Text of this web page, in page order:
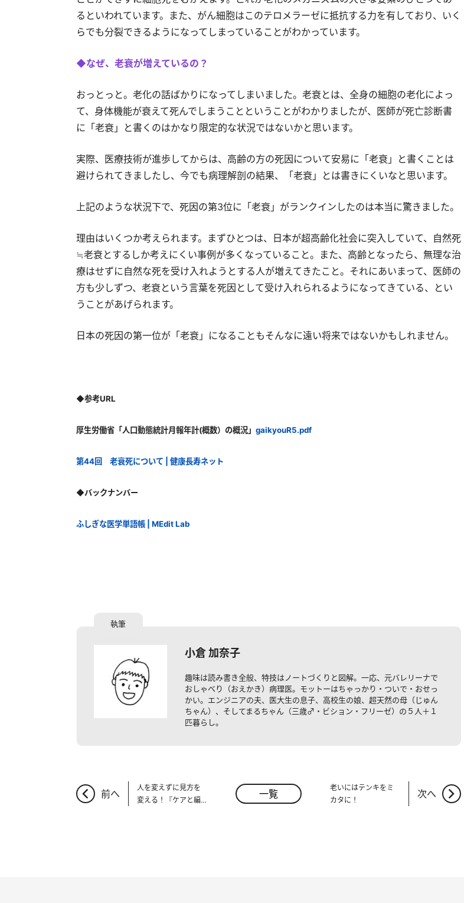
るといわれています。また、がん細胞はこのテロメラーゼに抵抗する力を有しており、いく
らでも分裂できるようになってしまっていることがわかっています。
◆なぜ、老衰が増えているの？
おっとっと。老化の話ばかりになってしまいました。老衰とは、全身の細胞の老化によっ
て、身体機能が衰えて死んでしまうことということがわかりましたが、医師が死亡診断書
に「老衰」と書くのはかなり限定的な状況ではないかと思います。
実際、医療技術が進歩してからは、高齢の方の死因について安易に「老衰」と書くことは
避けられてきましたし、今でも病理解剖の結果、「老衰」とは書きにくいなと思います。
上記のような状況下で、死因の第3位に「老衰」がランクインしたのは本当に驚きました。
理由はいくつか考えられます。まずひとつは、日本が超高齢化社会に突入していて、自然死
≒老衰とするしか考えにくい事例が多くなっていること。また、高齢となったら、無理な治
療はせずに自然な死を受け入れようとする人が増えてきたこと。それにあいまって、医師の
方も少しずつ、老衰という言葉を死因として受け入れられるようになってきている、とい
うことがあげられます。
日本の死因の第一位が「老衰」になることもそんなに遠い将来ではないかもしれません。
◆参考URL
厚生労働省「人口動態統計月報年計(概数）の概況」 gaikyouR5.pdf
第44回 老衰死について | 健康長寿ネット
◆バックナンバー
ふしぎな医学単語帳 | MEdit Lab
小倉 加奈子
趣味は読み書き全般、特技はノートづくりと図解。一応、元バレリーナで
おしゃべり（おえかき）病理医。モットーはちゃっかり・ついで・おせっ
かい。エンジニアの夫、医大生の息子、高校生の娘、超天然の母（じゅん
ちゃん）、そしてまるちゃん（三歳♂・ビション・フリーゼ）の５人＋１
匹暮らし。
前へ
人を変えずに見方を
変える！『ケアと編
一覧
老いにはテンキをミ
カタに！
次へ